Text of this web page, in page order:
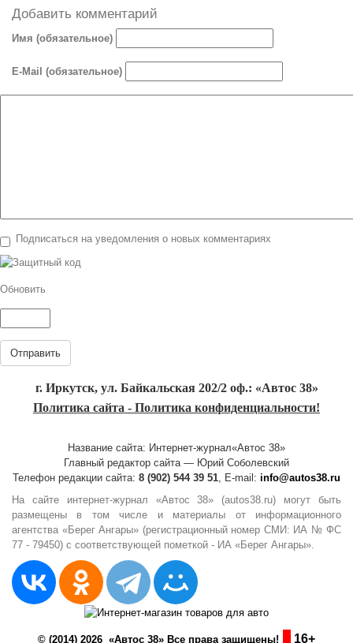
Добавить комментарий
Имя (обязательное)
E-Mail (обязательное)
Подписаться на уведомления о новых комментариях
Обновить
Отправить
г. Иркутск, ул. Байкальская 202/2 оф.: «Автос 38»
Политика сайта - Политика конфиденциальности!
Название сайта: Интернет-журнал«Автос 38»
Главный редактор сайта — Юрий Соболевский
Телефон редакции сайта: 8 (902) 544 39 51 , E-mail: info@autos38.ru
На сайте интернет-журнал «Автос 38» (autos38.ru) могут быть
размещены в том числе и материалы от информационного
агентства «Берег Ангары» (регистрационный номер СМИ: ИА № ФС
77 - 79450) с соответствующей пометкой - ИА «Берег Ангары».
© (2014) 2026 «Автос 38» Все права защищены! 16+